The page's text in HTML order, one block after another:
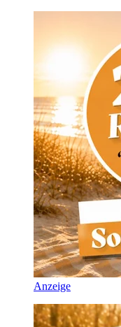
Anzeige